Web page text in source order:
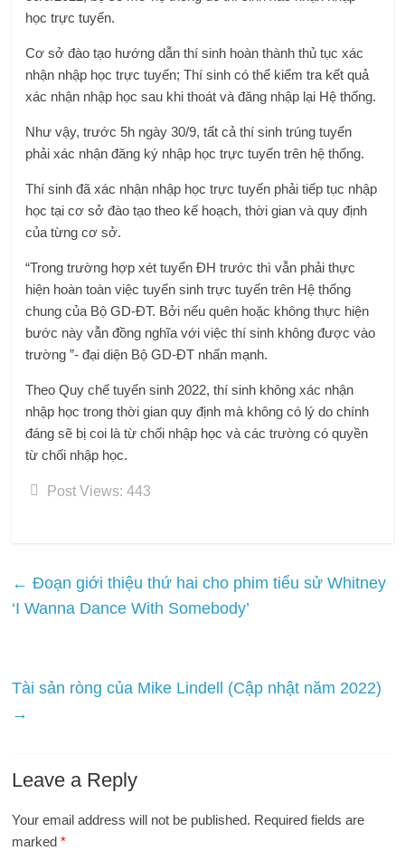
học trực tuyến.
Cơ sở đào tạo hướng dẫn thí sinh hoàn thành thủ tục xác
nhận nhập học trực tuyến; Thí sinh có thể kiểm tra kết quả
xác nhận nhập học sau khi thoát và đăng nhập lại Hệ thống.
Như vậy, trước 5h ngày 30/9, tất cả thí sinh trúng tuyển
phải xác nhận đăng ký nhập học trực tuyến trên hệ thống.
Thí sinh đã xác nhận nhập học trực tuyến phải tiếp tục nhập
học tại cơ sở đào tạo theo kế hoạch, thời gian và quy định
của từng cơ sở.
“Trong trường hợp xét tuyển ĐH trước thì vẫn phải thực
hiện hoàn toàn việc tuyển sinh trực tuyến trên Hệ thống
chung của Bộ GD-ĐT. Bởi nếu quên hoặc không thực hiện
bước này vẫn đồng nghĩa với việc thí sinh không được vào
trường ”- đại diện Bộ GD-ĐT nhấn mạnh.
Theo Quy chế tuyển sinh 2022, thí sinh không xác nhận
nhập học trong thời gian quy định mà không có lý do chính
đáng sẽ bị coi là từ chối nhập học và các trường có quyền
từ chối nhập học.
Post Views: 443
← Đoạn giới thiệu thứ hai cho phim tiểu sử Whitney
‘I Wanna Dance With Somebody’
Tài sản ròng của Mike Lindell (Cập nhật năm 2022)
→
Leave a Reply
Your email address will not be published. Required fields are
marked*